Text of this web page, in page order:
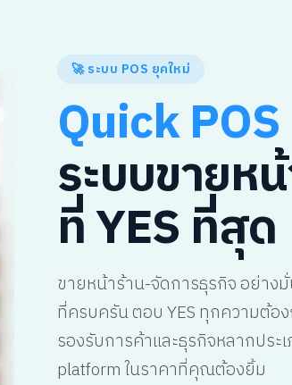
🚀 ระบบ POS ยุคใหม่
Quick POS
ระบบขายห
ที่ YES ที่สุด
ขายหน้าร้าน-จัดการธุรกิจ อย่างมั่
ที่ครบครัน ตอบ YES ทุกความต้อ
รองรับการค้าและธุรกิจหลากปร
platform ในราคาที่คุณต้องยิ้ม